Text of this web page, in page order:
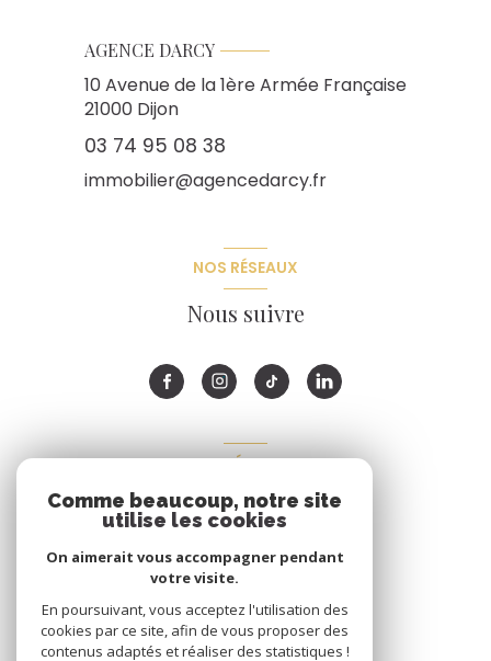
AGENCE DARCY
10 Avenue de la 1ère Armée Française
21000 Dijon
03 74 95 08 38
immobilier@agencedarcy.fr
NOS RÉSEAUX
Nous suivre
ADHÉRENTS
Nous adhérons
Comme beaucoup, notre site
utilise les cookies
On aimerait vous accompagner pendant
votre visite.
En poursuivant, vous acceptez l'utilisation des
cookies par ce site, afin de vous proposer des
contenus adaptés et réaliser des statistiques !